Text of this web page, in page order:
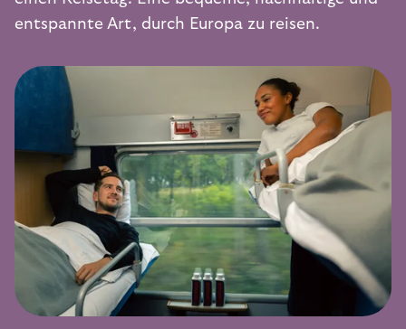
entspannte Art, durch Europa zu reisen.